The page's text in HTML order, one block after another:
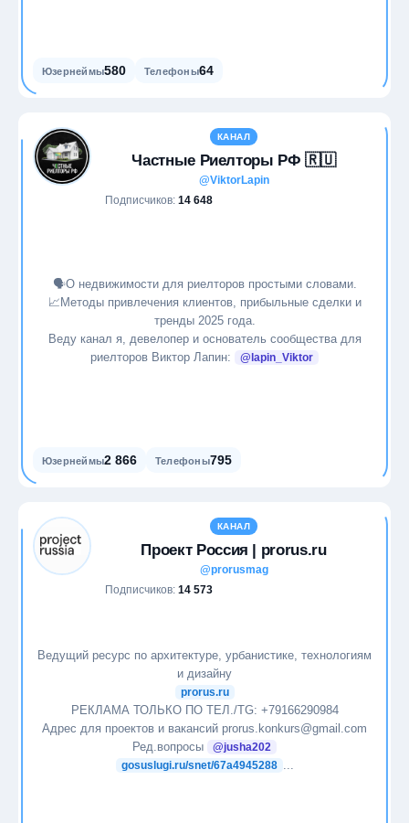
Юзернеймы580 Телефоны64
КАНАЛ
Частные Риелторы РФ 🇷🇺
@ViktorLapin
Подписчиков: 14 648
🗣О недвижимости для риелторов простыми словами.
📈Методы привлечения клиентов, прибыльные сделки и
тренды 2025 года.
Веду канал я, девелопер и основатель сообщества для
риелторов Виктор Лапин:
@lapin_Viktor
Юзернеймы2 866 Телефоны795
КАНАЛ
Проект Россия | prorus.ru
@prorusmag
Подписчиков: 14 573
Ведущий ресурс по архитектуре, урбанистике, технологиям
и дизайну
prorus.ru
РЕКЛАМА ТОЛЬКО ПО ТЕЛ./TG: +79166290984
Адрес для проектов и вакансий prorus.konkurs@gmail.com
Ред.вопросы
@jusha202
gosuslugi.ru/snet/67a4945288